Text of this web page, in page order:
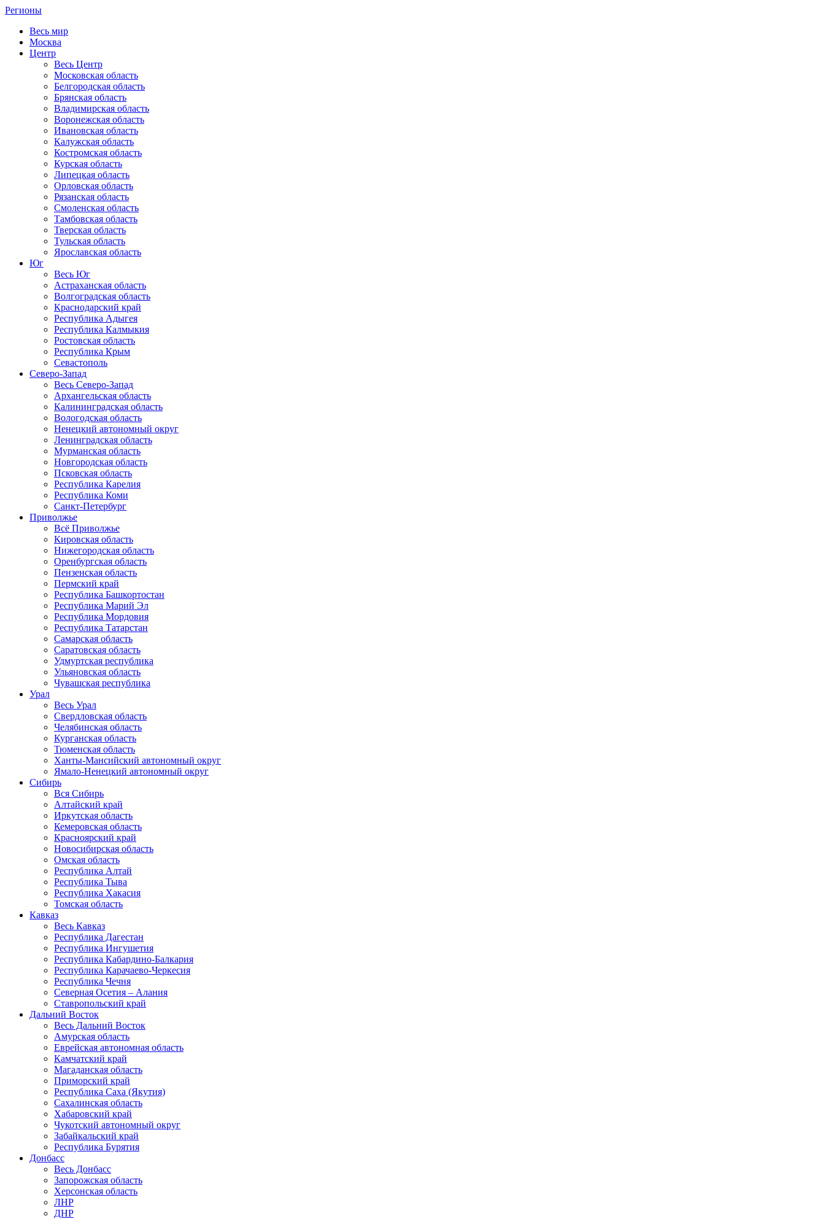
Регионы
Весь мир
Москва
Центр
Весь Центр
Московская область
Белгородская область
Брянская область
Владимирская область
Воронежская область
Ивановская область
Калужская область
Костромская область
Курская область
Липецкая область
Орловская область
Рязанская область
Смоленская область
Тамбовская область
Тверская область
Тульская область
Ярославская область
Юг
Весь Юг
Астраханская область
Волгоградская область
Краснодарский край
Республика Адыгея
Республика Калмыкия
Ростовская область
Республика Крым
Севастополь
Северо-Запад
Весь Северо-Запад
Архангельская область
Калининградская область
Вологодская область
Ненецкий автономный округ
Ленинградская область
Мурманская область
Новгородская область
Псковская область
Республика Карелия
Республика Коми
Санкт-Петербург
Приволжье
Всё Приволжье
Кировская область
Нижегородская область
Оренбургская область
Пензенская область
Пермский край
Республика Башкортостан
Республика Марий Эл
Республика Мордовия
Республика Татарстан
Самарская область
Саратовская область
Удмуртская республика
Ульяновская область
Чувашская республика
Урал
Весь Урал
Свердловская область
Челябинская область
Курганская область
Тюменская область
Ханты-Мансийский автономный округ
Ямало-Ненецкий автономный округ
Сибирь
Вся Сибирь
Алтайский край
Иркутская область
Кемеровская область
Красноярский край
Новосибирская область
Омская область
Республика Алтай
Республика Тыва
Республика Хакасия
Томская область
Кавказ
Весь Кавказ
Республика Дагестан
Республика Ингушетия
Республика Кабардино-Балкария
Республика Карачаево-Черкесия
Республика Чечня
Северная Осетия – Алания
Ставропольский край
Дальний Восток
Весь Дальний Восток
Амурская область
Еврейская автономная область
Камчатский край
Магаданская область
Приморский край
Республика Саха (Якутия)
Сахалинская область
Хабаровский край
Чукотский автономный округ
Забайкальский край
Республика Бурятия
Донбасс
Весь Донбасс
Запорожская область
Херсонская область
ЛНР
ДНР